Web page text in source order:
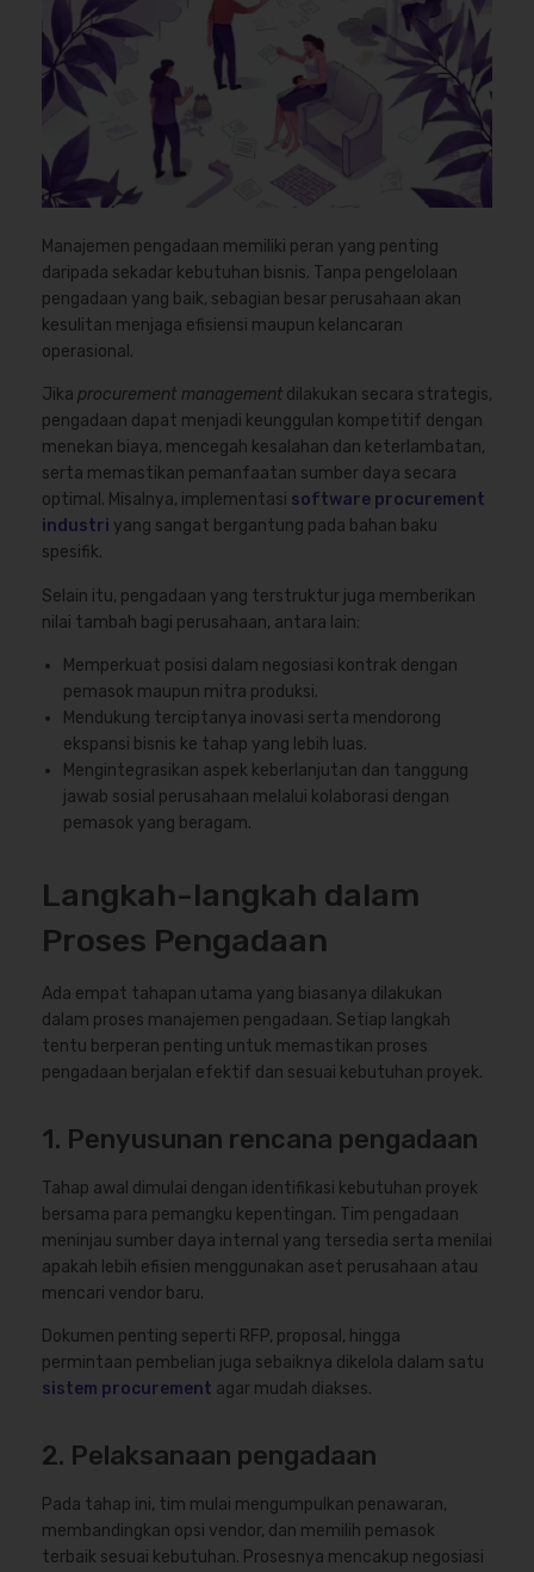
Manajemen pengadaan memiliki peran yang penting
daripada sekadar kebutuhan bisnis. Tanpa pengelolaan
pengadaan yang baik, sebagian besar perusahaan akan
kesulitan menjaga efisiensi maupun kelancaran
operasional.
Jika procurement management dilakukan secara strategis,
pengadaan dapat menjadi keunggulan kompetitif dengan
menekan biaya, mencegah kesalahan dan keterlambatan,
serta memastikan pemanfaatan sumber daya secara
optimal. Misalnya, implementasi software procurement
industri yang sangat bergantung pada bahan baku
spesifik.
Selain itu, pengadaan yang terstruktur juga memberikan
nilai tambah bagi perusahaan, antara lain:
Memperkuat posisi dalam negosiasi kontrak dengan
pemasok maupun mitra produksi.
Mendukung terciptanya inovasi serta mendorong
ekspansi bisnis ke tahap yang lebih luas.
Mengintegrasikan aspek keberlanjutan dan tanggung
jawab sosial perusahaan melalui kolaborasi dengan
pemasok yang beragam.
Langkah-langkah dalam
Proses Pengadaan
Ada empat tahapan utama yang biasanya dilakukan
dalam proses manajemen pengadaan. Setiap langkah
tentu berperan penting untuk memastikan proses
pengadaan berjalan efektif dan sesuai kebutuhan proyek.
1. Penyusunan rencana pengadaan
Tahap awal dimulai dengan identifikasi kebutuhan proyek
bersama para pemangku kepentingan. Tim pengadaan
meninjau sumber daya internal yang tersedia serta menilai
apakah lebih efisien menggunakan aset perusahaan atau
mencari vendor baru.
Dokumen penting seperti RFP, proposal, hingga
permintaan pembelian juga sebaiknya dikelola dalam satu
sistem procurement agar mudah diakses.
2. Pelaksanaan pengadaan
Pada tahap ini, tim mulai mengumpulkan penawaran,
membandingkan opsi vendor, dan memilih pemasok
terbaik sesuai kebutuhan. Prosesnya mencakup negosiasi